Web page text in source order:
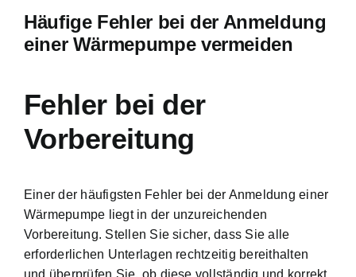
Häufige Fehler bei der Anmeldung
einer Wärmepumpe vermeiden
Fehler bei der
Vorbereitung
Einer der häufigsten Fehler bei der Anmeldung einer
Wärmepumpe liegt in der unzureichenden
Vorbereitung. Stellen Sie sicher, dass Sie alle
erforderlichen Unterlagen rechtzeitig bereithalten
und überprüfen Sie, ob diese vollständig und korrekt